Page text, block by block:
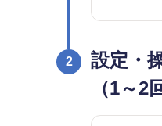
2
設定・
（1～